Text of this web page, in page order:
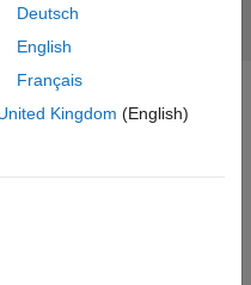
Deutsch
English
Français
Kingdom (English)